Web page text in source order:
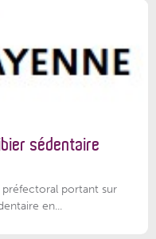
sédentaire
portant sur
en...